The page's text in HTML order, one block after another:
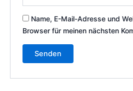
Name, E-Mail-Adresse und
Browser für meinen nächsten